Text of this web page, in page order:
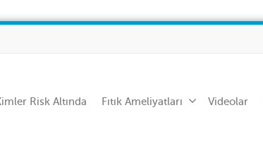
Risk Altında Fıtık Ameliyatları Videolar